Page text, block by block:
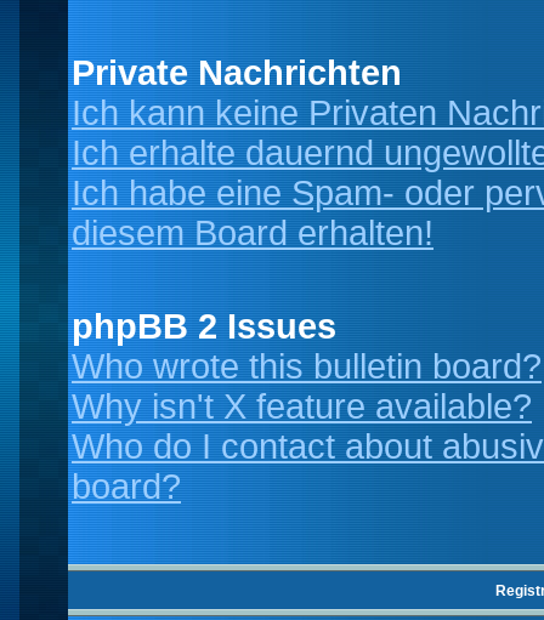
Private Nachrichten
Ich kann keine Privaten
Ich erhalte dauernd
Ich habe eine Spam- oder
diesem Board erhalten!
phpBB 2 Issues
Who wrote this bulletin board?
Why isn't X feature available?
Who do I contact about
board?